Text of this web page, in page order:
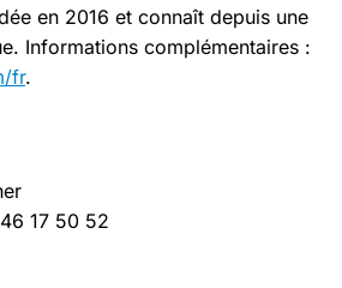
en 2016 et connaît depuis une
Informations complémentaires :
fr.
17 50 52